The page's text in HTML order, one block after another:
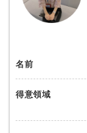
名前
得意領域